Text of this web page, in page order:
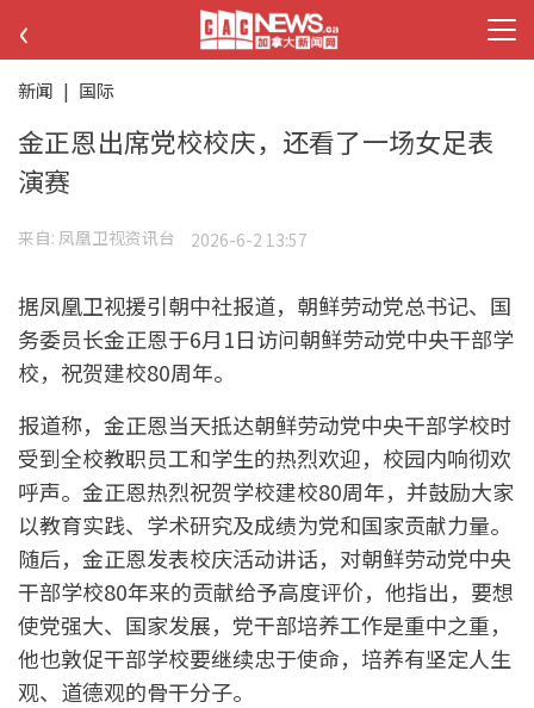
‹
新闻 | 国际
金正恩出席党校校庆，还看了一场女足表
演赛
来自: 凤凰卫视资讯台 2026-6-2 13:57
据凤凰卫视援引朝中社报道，朝鲜劳动党总书记、国
务委员长金正恩于6月1日访问朝鲜劳动党中央干部学
校，祝贺建校80周年。
报道称，金正恩当天抵达朝鲜劳动党中央干部学校时
受到全校教职员工和学生的热烈欢迎，校园内响彻欢
呼声。金正恩热烈祝贺学校建校80周年，并鼓励大家
以教育实践、学术研究及成绩为党和国家贡献力量。
随后，金正恩发表校庆活动讲话，对朝鲜劳动党中央
干部学校80年来的贡献给予高度评价，他指出，要想
使党强大、国家发展，党干部培养工作是重中之重，
他也敦促干部学校要继续忠于使命，培养有坚定人生
观、道德观的骨干分子。